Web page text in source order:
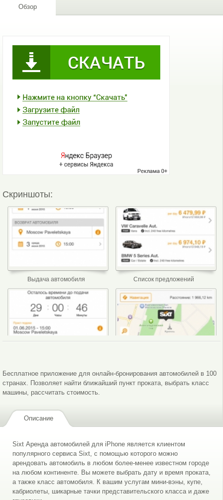
Обзор
Скриншоты:
Выдача автомобиля Список предложений
Бесплатное приложение для онлайн-бронирования автомобилей в 100
странах. Позволяет найти ближайший пункт проката, выбрать класс
машины, рассчитать стоимость.
Описание
Sixt Аренда автомобилей для iPhone является клиентом
популярного сервиса Sixt, с помощью которого можно
арендовать автомобиль в любом более-менее известном городе
на любом континенте. Вы можете выбрать дату и время проката,
а также класс автомобиля. К вашим услугам мини-вэны, купе,
кабриолеты, шикарные тачки представительского класса и даже